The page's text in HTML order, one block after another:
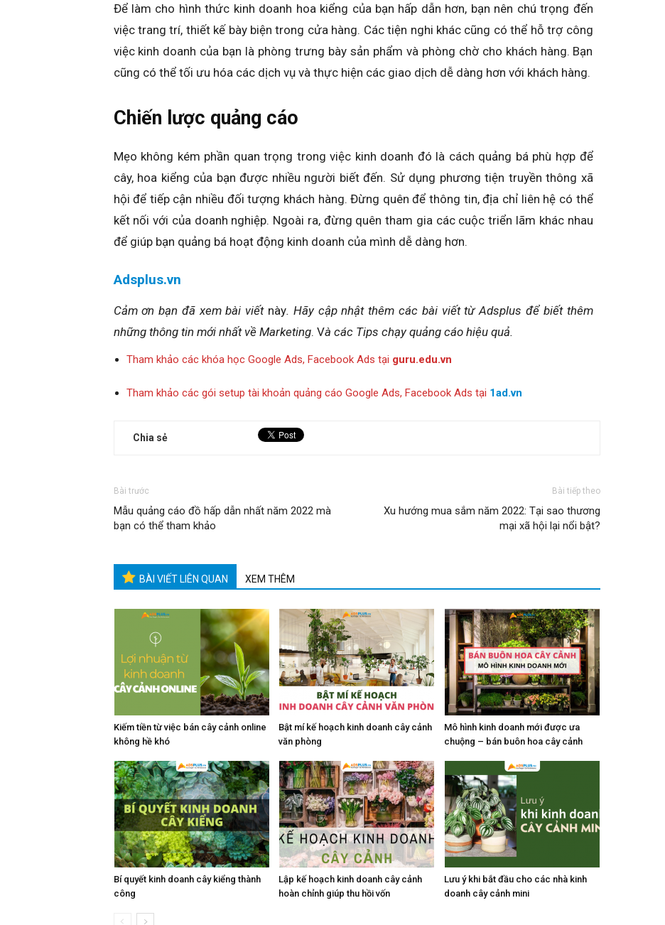
Để làm cho hình thức kinh doanh hoa kiểng của bạn hấp dẫn hơn, bạn nên chú trọng đến
việc trang trí, thiết kế bày biện trong cửa hàng. Các tiện nghi khác cũng có thể hỗ trợ công
việc kinh doanh của bạn là phòng trưng bày sản phẩm và phòng chờ cho khách hàng. Bạn
cũng có thể tối ưu hóa các dịch vụ và thực hiện các giao dịch dễ dàng hơn với khách hàng.
Chiến lược quảng cáo
Mẹo không kém phần quan trọng trong việc kinh doanh đó là cách quảng bá phù hợp để
cây, hoa kiểng của bạn được nhiều người biết đến. Sử dụng phương tiện truyền thông xã
hội để tiếp cận nhiều đối tượng khách hàng. Đừng quên để thông tin, địa chỉ liên hệ có thể
kết nối với của doanh nghiệp. Ngoài ra, đừng quên tham gia các cuộc triển lãm khác nhau
để giúp bạn quảng bá hoạt động kinh doanh của mình dễ dàng hơn.
Adsplus.vn
Cảm ơn bạn đã xem bài viết này. Hãy cập nhật thêm các bài viết từ Adsplus để biết thêm
những thông tin mới nhất về Marketing. Và các Tips chạy quảng cáo hiệu quả.
Tham khảo các khóa học Google Ads, Facebook Ads tại guru.edu.vn
Tham khảo các gói setup tài khoản quảng cáo Google Ads, Facebook Ads tại 1ad.vn
Chia sẻ
Bài trước
Mẫu quảng cáo đồ hấp dẫn nhất năm 2022 mà
bạn có thể tham khảo
Bài tiếp theo
Xu hướng mua sắm năm 2022: Tại sao thương
mại xã hội lại nổi bật?
BÀI VIẾT LIÊN QUAN XEM THÊM
Kiếm tiền từ việc bán cây cảnh online
không hề khó
Bật mí kế hoạch kinh doanh cây cảnh
văn phòng
Mô hình kinh doanh mới được ưa
chuộng – bán buôn hoa cây cảnh
Bí quyết kinh doanh cây kiểng thành
công
Lập kế hoạch kinh doanh cây cảnh
hoàn chỉnh giúp thu hồi vốn
Lưu ý khi bắt đầu cho các nhà kinh
doanh cây cảnh mini